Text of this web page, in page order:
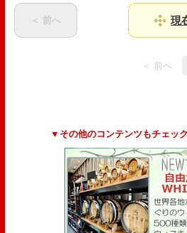
＜ 前へ 現
＜ 前へ
▼その他のコンテンツもチェック